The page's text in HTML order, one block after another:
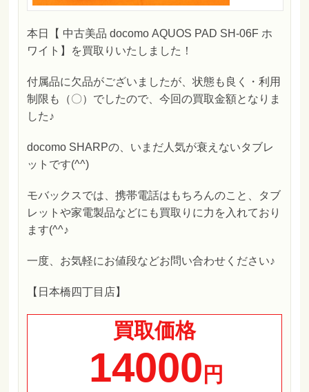
本日【 中古美品 docomo AQUOS PAD SH-06F ホ
ワイト】を買取りいたしました！
付属品に欠品がございましたが、状態も良く・利用
制限も（〇）でしたので、今回の買取金額となりま
した♪
docomo SHARPの、いまだ人気が衰えないタブレ
ットです(^^)
モバックスでは、携帯電話はもちろんのこと、タブ
レットや家電製品などにも買取りに力を入れており
ます(^^♪
一度、お気軽にお値段などお問い合わせください♪
【日本橋四丁目店】
買取価格
14000 円